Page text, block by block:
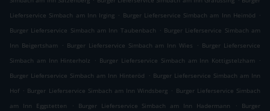
Lieferservice Simbach am Inn Irging . Burger Lieferservice Simbach am Inn Heimöd .
Burger Lieferservice Simbach am Inn Taubenbach . Burger Lieferservice Simbach am
Inn Beigertsham
. Burger Lieferservice Simbach am Inn Wies . Burger Lieferservice
Simbach am Inn Hinterholz
. Burger Lieferservice Simbach am Inn Kottigstelzham
.
Burger Lieferservice Simbach am Inn Hinteröd
. Burger Lieferservice Simbach am Inn
Hof . Burger Lieferservice Simbach am Inn Windsberg . Burger Lieferservice Simbach
am Inn Eggstetten
. Burger Lieferservice Simbach am Inn Hadermann .
Burger